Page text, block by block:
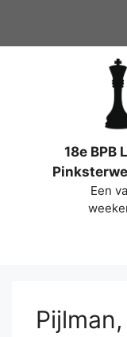
de
18e BPB
Een